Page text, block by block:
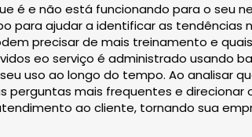
é e não está funcionando para o seu
ajudar a identificar as tendências
precisar de mais treinamento e
eo serviço é administrado usando
uso ao longo do tempo. Ao analisar
mais frequentes e direcionar
ao cliente, tornando sua